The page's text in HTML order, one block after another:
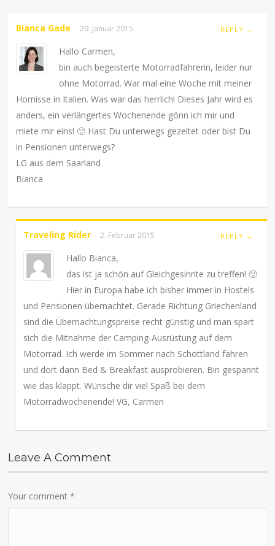
Bianca Gade 29. Januar 2015 REPLY →
Hallo Carmen,
bin auch begeisterte Motorradfahrerin, leider nur
ohne Motorrad. War mal eine Woche mit meiner
Hornisse in Italien. Was war das herrlich! Dieses Jahr wird es
anders, ein verlängertes Wochenende gönn ich mir und
miete mir eins! 🙂 Hast Du unterwegs gezeltet oder bist Du
in Pensionen unterwegs?
LG aus dem Saarland
Bianca
Traveling Rider 2. Februar 2015 REPLY →
Hallo Bianca,
das ist ja schön auf Gleichgesinnte zu treffen! 🙂
Hier in Europa habe ich bisher immer in Hostels
und Pensionen übernachtet. Gerade Richtung Griechenland
sind die Übernachtungspreise recht günstig und man spart
sich die Mitnahme der Camping-Ausrüstung auf dem
Motorrad. Ich werde im Sommer nach Schottland fahren
und dort dann Bed & Breakfast ausprobieren. Bin gespannt
wie das klappt. Wünsche dir viel Spaß bei dem
Motorradwochenende! VG, Carmen
Leave A Comment
Your comment*